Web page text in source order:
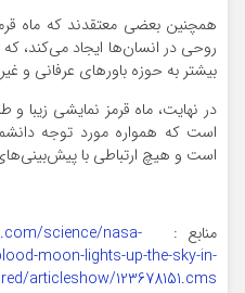
همچنین بعضی معتقدند که ماه
روحی در انسان‌ها ایجاد می‌کند، که
بیشتر به حوزه باورهای عرفانی و
در نهایت، ماه قرمز نمایشی زیبا
است که همواره مورد توجه
است و هیچ ارتباطی با
منابع : science/nasa-
moon-lights-up-the-sky-in-
red/articleshow/123678151.cms